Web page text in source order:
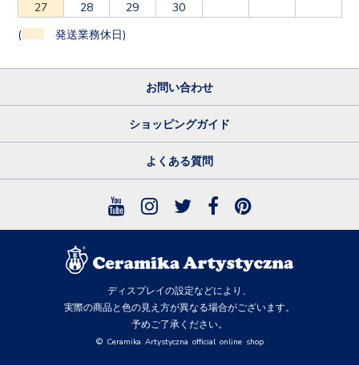
27
28 29 30
( 発送業務休日)
お問い合わせ
ショッピングガイド
よくある質問
ディスプレイの設定などにより、
実際の商品と色の見え方が異なる場合がございます。
予めご了承ください。
© Ceramika Artystyczna official online shop